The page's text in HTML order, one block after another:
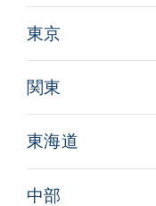
東京
関東
東海道
中部